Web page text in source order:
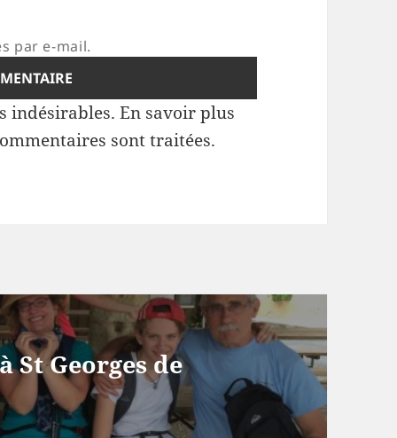
par e-mail.
indésirables.En savoir plus
sont traitées.
St Georges de